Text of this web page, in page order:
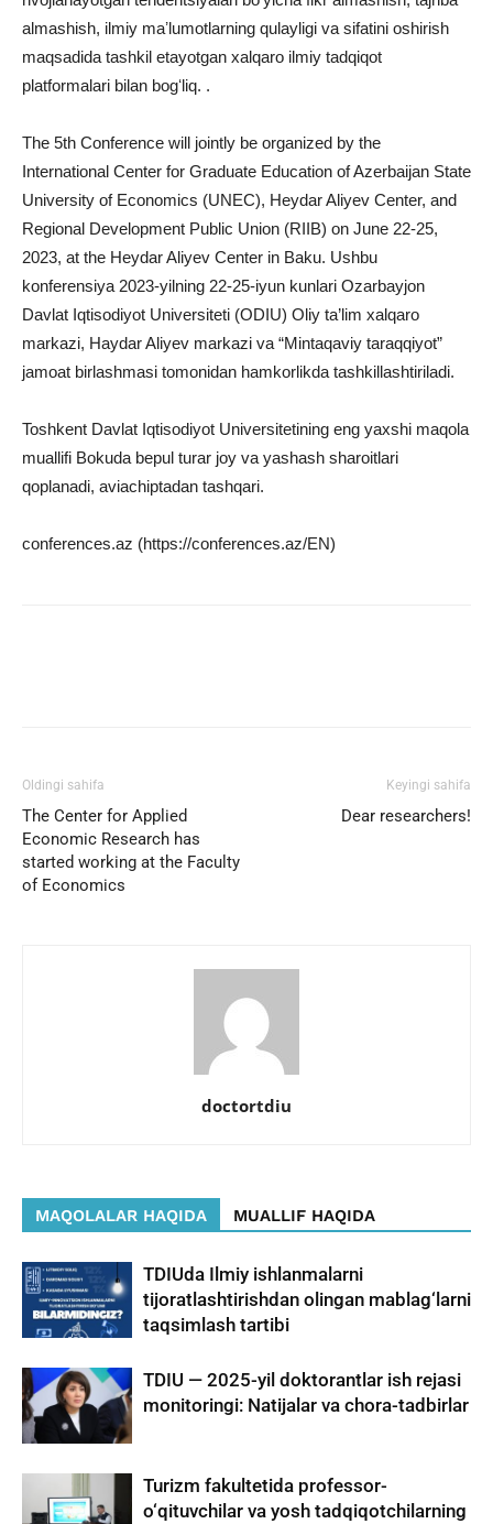
almashish, ilmiy maʼlumotlarning qulayligi va sifatini oshirish
maqsadida tashkil etayotgan xalqaro ilmiy tadqiqot
platformalari bilan bogʻliq. .
The 5th Conference will jointly be organized by the
International Center for Graduate Education of Azerbaijan State
University of Economics (UNEC), Heydar Aliyev Center, and
Regional Development Public Union (RIIB) on June 22-25,
2023, at the Heydar Aliyev Center in Baku. Ushbu
konferensiya 2023-yilning 22-25-iyun kunlari Ozarbayjon
Davlat Iqtisodiyot Universiteti (ODIU) Oliy ta’lim xalqaro
markazi, Haydar Aliyev markazi va “Mintaqaviy taraqqiyot”
jamoat birlashmasi tomonidan hamkorlikda tashkillashtiriladi.
Toshkent Davlat Iqtisodiyot Universitetining eng yaxshi maqola
muallifi Bokuda bepul turar joy va yashash sharoitlari
qoplanadi, aviachiptadan tashqari.
conferences.az (https://conferences.az/EN)
Oldingi sahifa
The Center for Applied
Economic Research has
started working at the Faculty
of Economics
Keyingi sahifa
Dear researchers!
doctortdiu
MAQOLALAR HAQIDA MUALLIF HAQIDA
TDIUda Ilmiy ishlanmalarni
tijoratlashtirishdan olingan mablag‘larni
taqsimlash tartibi
TDIU — 2025-yil doktorantlar ish rejasi
monitoringi: Natijalar va chora-tadbirlar
Turizm fakultetida professor-
o‘qituvchilar va yosh tadqiqotchilarning